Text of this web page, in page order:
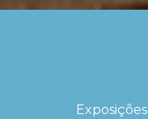
Exposições